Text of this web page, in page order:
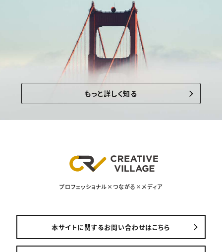
もっと詳しく知る
プロフェッショナル×つながる×メディア
本サイトに関するお問い合わせはこちら